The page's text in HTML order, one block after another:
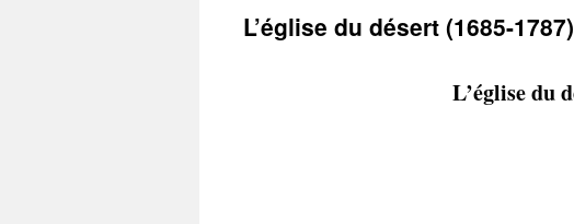
L’église du désert (1685-1787)
L’église du